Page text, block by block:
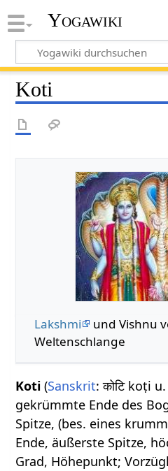
Yogawiki
Koti
Lakshmi
und Vishnu
Weltenschlange
Koti (Sanskrit: कोटि koṭi
gekrümmte Ende des
Spitze, (bes. eines
Ende, äußerste Spitze,
Grad, Höhepunkt;